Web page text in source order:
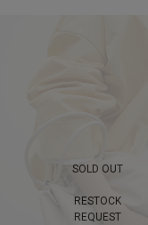
SOLD OUT
RESTOCK
REQUEST